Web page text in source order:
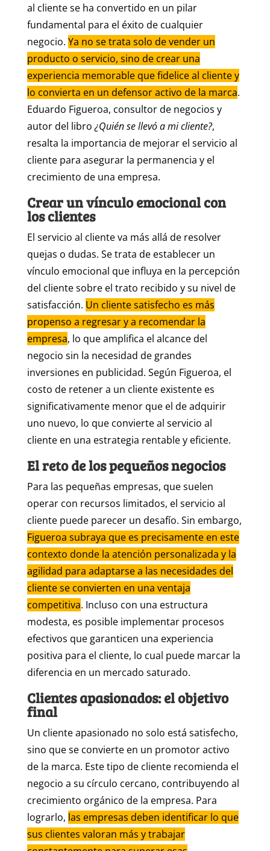
al cliente se ha convertido en un pilar
fundamental para el éxito de cualquier
negocio. Ya no se trata solo de vender un
producto o servicio, sino de crear una
experiencia memorable que fidelice al cliente y
lo convierta en un defensor activo de la marca.
Eduardo Figueroa, consultor de negocios y
autor del libro¿Quién se llevó a mi cliente?,
resalta la importancia de mejorar el servicio al
cliente para asegurar la permanencia y el
crecimiento de una empresa.
Crear un vínculo emocional con
los clientes
El servicio al cliente va más allá de resolver
quejas o dudas. Se trata de establecer un
vínculo emocional que influya en la percepción
del cliente sobre el trato recibido y su nivel de
satisfacción. Un cliente satisfecho es más
propenso a regresar y a recomendar la
empresa, lo que amplifica el alcance del
negocio sin la necesidad de grandes
inversiones en publicidad. Según Figueroa, el
costo de retener a un cliente existente es
significativamente menor que el de adquirir
uno nuevo, lo que convierte al servicio al
cliente en una estrategia rentable y eficiente.
El reto de los pequeños negocios
Para las pequeñas empresas, que suelen
operar con recursos limitados, el servicio al
cliente puede parecer un desafío. Sin embargo,
Figueroa subraya que es precisamente en este
contexto donde la atención personalizada y la
agilidad para adaptarse a las necesidades del
cliente se convierten en una ventaja
competitiva. Incluso con una estructura
modesta, es posible implementar procesos
efectivos que garanticen una experiencia
positiva para el cliente, lo cual puede marcar la
diferencia en un mercado saturado.
Clientes apasionados: el objetivo
final
Un cliente apasionado no solo está satisfecho,
sino que se convierte en un promotor activo
de la marca. Este tipo de cliente recomienda el
negocio a su círculo cercano, contribuyendo al
crecimiento orgánico de la empresa. Para
lograrlo, las empresas deben identificar lo que
sus clientes valoran más y trabajar